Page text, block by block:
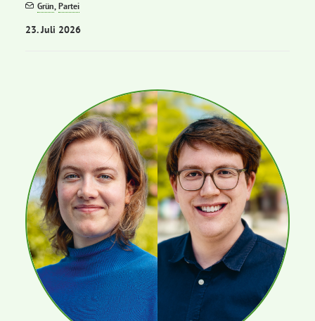
Aktuelles
Kontakt
Grün,Partei
23. Juli 2026